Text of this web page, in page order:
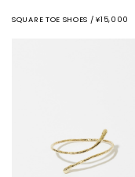
SQUARE TOE SHOES / ¥15,000